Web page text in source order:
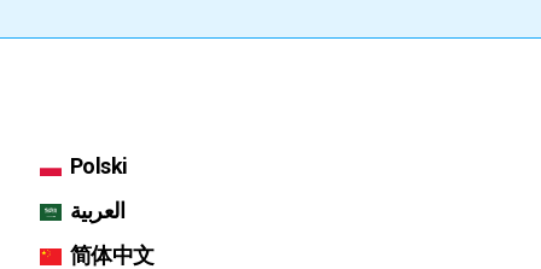
Polski
العربية
简体中文